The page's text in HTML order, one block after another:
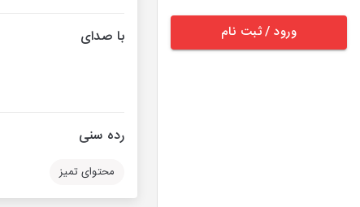
ورود / ثبت نام با صدای
رده سنی
محتوای تمیز